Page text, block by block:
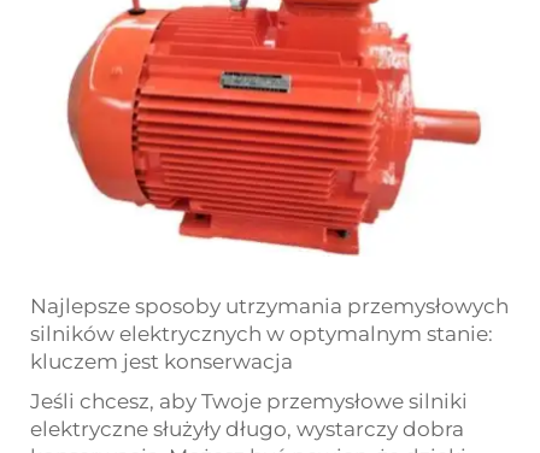
Najlepsze sposoby utrzymania przemysłowych
silników elektrycznych w optymalnym stanie:
kluczem jest konserwacja
Jeśli chcesz, aby Twoje przemysłowe silniki
elektryczne służyły długo, wystarczy dobra